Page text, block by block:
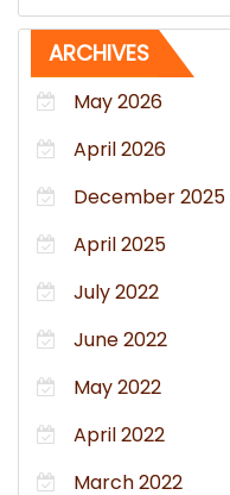
ARCHIVES
May 2026
April 2026
December 2025
April 2025
July 2022
June 2022
May 2022
April 2022
March 2022